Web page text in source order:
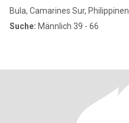
Bula, Camarines Sur, Philippinen
Suche: Männlich 39 - 66